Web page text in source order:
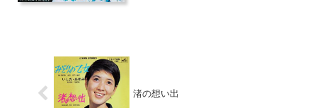
渚の想い出